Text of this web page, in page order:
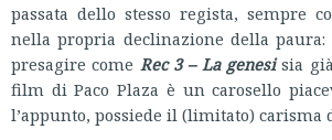
passata dello stesso regista, sempre
nella propria declinazione della paura:
presagire come Rec 3 – La genesisia
film di Paco Plaza è un carosello
l’appunto, possiede il (limitato) carisma